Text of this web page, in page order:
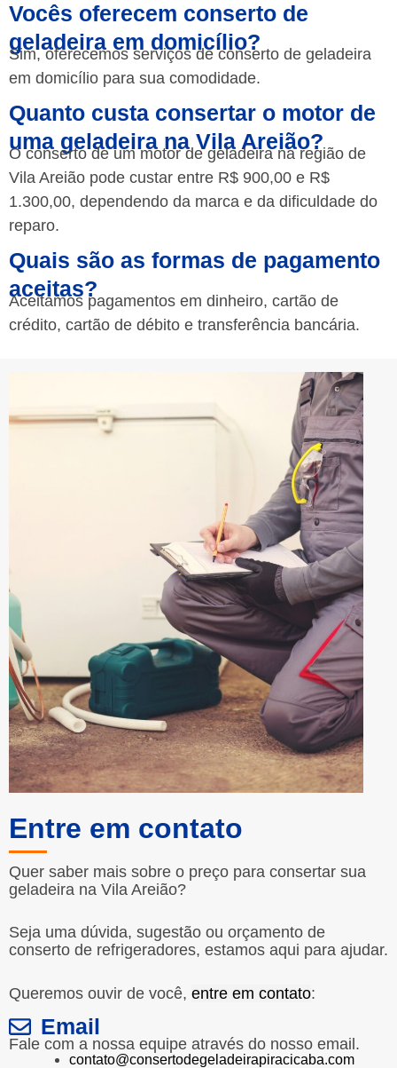
Vocês oferecem conserto de
geladeira em domicílio?
Sim, oferecemos serviços de conserto de geladeira
em domicílio para sua comodidade.
Quanto custa consertar o motor de
uma geladeira na Vila Areião?
O conserto de um motor de geladeira na região de
Vila Areião pode custar entre R$ 900,00 e R$
1.300,00, dependendo da marca e da dificuldade do
reparo.
Quais são as formas de pagamento
aceitas?
Aceitamos pagamentos em dinheiro, cartão de
crédito, cartão de débito e transferência bancária.
Entre em contato
Quer saber mais sobre o preço para consertar sua
geladeira na Vila Areião?
Seja uma dúvida, sugestão ou orçamento de
conserto de refrigeradores, estamos aqui para ajudar.
Queremos ouvir de você, entre em contato:
Email
Fale com a nossa equipe através do nosso email.
contato@consertodegeladeirapiracicaba.com